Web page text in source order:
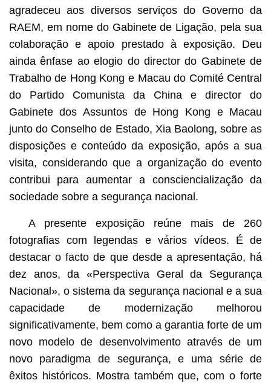
agradeceu aos diversos serviços do Governo da
RAEM, em nome do Gabinete de Ligação, pela sua
colaboração e apoio prestado à exposição. Deu
ainda ênfase ao elogio do director do Gabinete de
Trabalho de Hong Kong e Macau do Comité Central
do Partido Comunista da China e director do
Gabinete dos Assuntos de Hong Kong e Macau
junto do Conselho de Estado, Xia Baolong, sobre as
disposições e conteúdo da exposição, após a sua
visita, considerando que a organização do evento
contribui para aumentar a consciencialização da
sociedade sobre a segurança nacional.
A presente exposição reúne mais de 260
fotografias com legendas e vários vídeos. É de
destacar o facto de que desde a apresentação, há
dez anos, da «Perspectiva Geral da Segurança
Nacional», o sistema da segurança nacional e a sua
capacidade de modernização melhorou
significativamente, bem como a garantia forte de um
novo modelo de desenvolvimento através de um
novo paradigma de segurança, e uma série de
êxitos históricos. Mostra também que, com o forte